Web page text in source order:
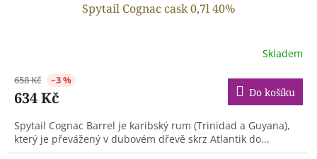
Spytail Cognac cask 0,7l 40%
Skladem
658 Kč –3 %
634 Kč Do košíku
Spytail Cognac Barrel je karibský rum (Trinidad a Guyana),
který je převážený v dubovém dřevě skrz Atlantik do...